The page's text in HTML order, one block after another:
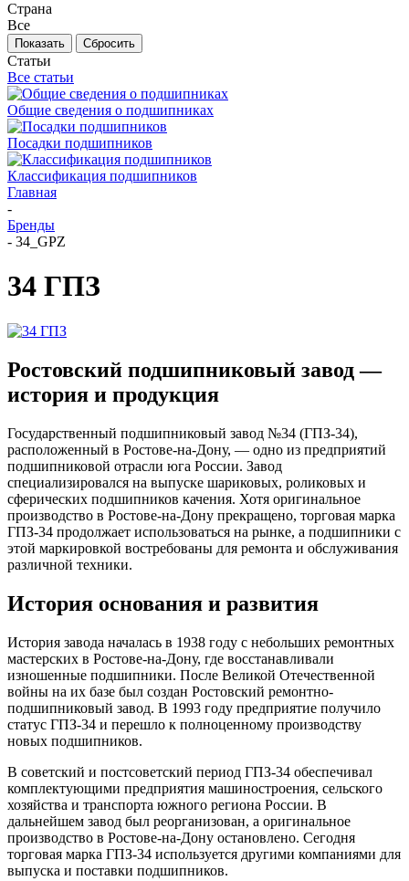
Страна
Все
Сбросить
Статьи
Все статьи
Общие сведения о подшипниках
Посадки подшипников
Классификация подшипников
Главная
-
Бренды
- 34_GPZ
34 ГПЗ
Ростовский подшипниковый завод —
история и продукция
Государственный подшипниковый завод №34 (ГПЗ-34),
расположенный в Ростове-на-Дону, — одно из предприятий
подшипниковой отрасли юга России. Завод
специализировался на выпуске шариковых, роликовых и
сферических подшипников качения. Хотя оригинальное
производство в Ростове-на-Дону прекращено, торговая марка
ГПЗ-34 продолжает использоваться на рынке, а подшипники с
этой маркировкой востребованы для ремонта и обслуживания
различной техники.
История основания и развития
История завода началась в 1938 году с небольших ремонтных
мастерских в Ростове-на-Дону, где восстанавливали
изношенные подшипники. После Великой Отечественной
войны на их базе был создан Ростовский ремонтно-
подшипниковый завод. В 1993 году предприятие получило
статус ГПЗ-34 и перешло к полноценному производству
новых подшипников.
В советский и постсоветский период ГПЗ-34 обеспечивал
комплектующими предприятия машиностроения, сельского
хозяйства и транспорта южного региона России. В
дальнейшем завод был реорганизован, а оригинальное
производство в Ростове-на-Дону остановлено. Сегодня
торговая марка ГПЗ-34 используется другими компаниями для
выпуска и поставки подшипников.